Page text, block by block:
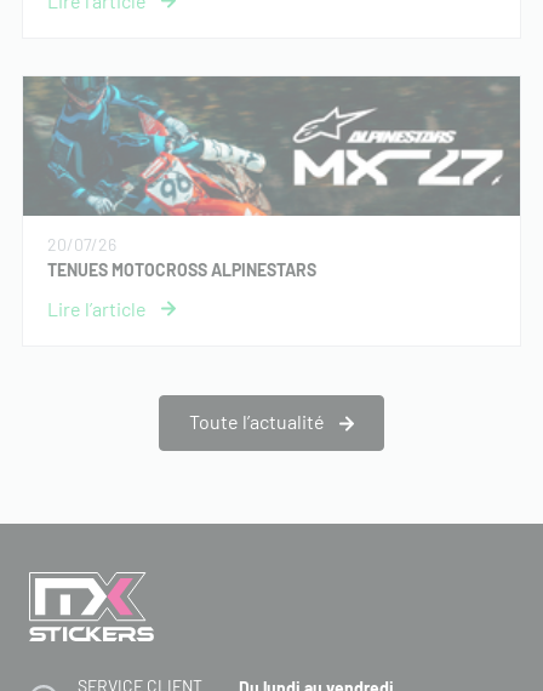
20/07/26
TENUES MOTOCROSS ALPINESTARS
Toute l’actualité
SERVICE CLIENT